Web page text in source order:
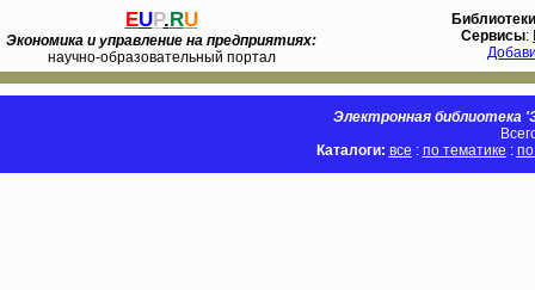
EUP.RU
Экономика и управление на предприятиях:
научно-образовательный портал
Библиотеки
Сервисы:
Электронная библиотека
Каталоги: все : по тематике :